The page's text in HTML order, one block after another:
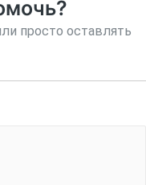
просто оставлять